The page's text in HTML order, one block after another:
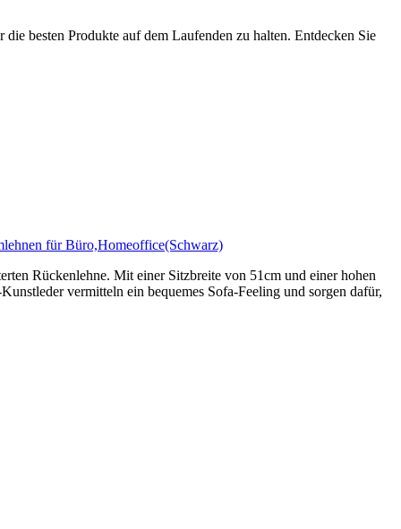
besten Produkte auf dem Laufenden zu halten. Entdecken Sie
für Büro,Homeoffice(Schwarz)
Rückenlehne. Mit einer Sitzbreite von 51cm und einer hohen
vermitteln ein bequemes Sofa-Feeling und sorgen dafür,